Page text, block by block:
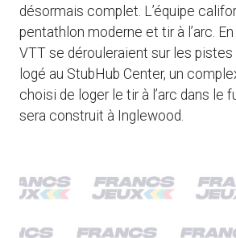
désormais complet. L’équipe
pentathlon moderne et tir à l’arc.
VTT se dérouleraient sur les pistes
logé au StubHub Center, un
choisi de loger le tir à l’arc dans le
sera construit à Inglewood.